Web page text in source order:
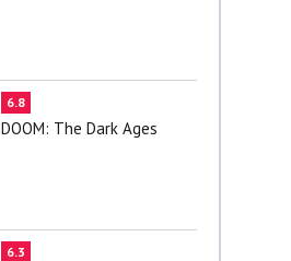
6.8
DOOM: The Dark Ages
6.3